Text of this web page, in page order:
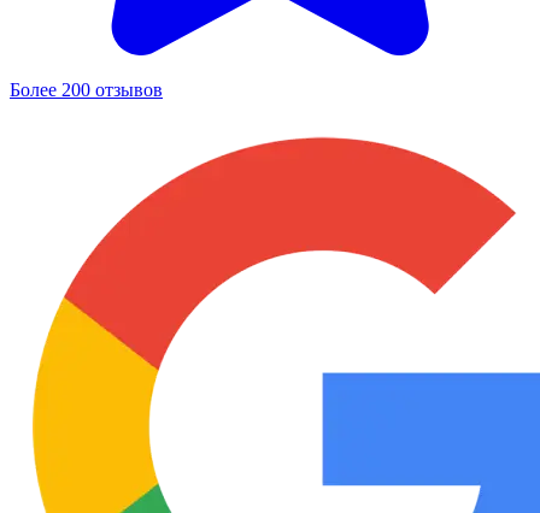
Более 200 отзывов